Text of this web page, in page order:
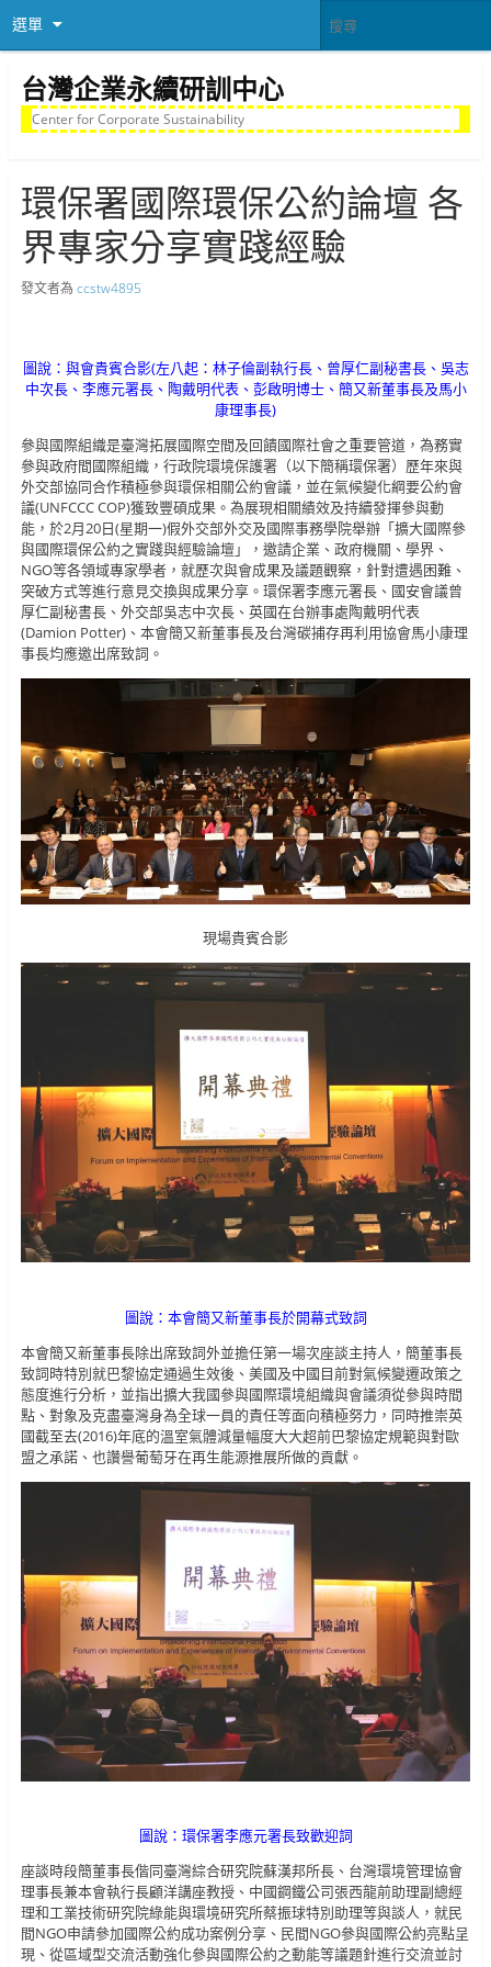
選單
台灣企業永續研訓中心
Center for Corporate Sustainability
環保署國際環保公約論壇 各
界專家分享實踐經驗
發文者為 ccstw4895
圖說：與會貴賓合影(左八起：林子倫副執行長、曾厚仁副秘書長、吳志
中次長、李應元署長、陶戴明代表、彭啟明博士、簡又新董事長及馬小
康理事長)
參與國際組織是臺灣拓展國際空間及回饋國際社會之重要管道，為務實
參與政府間國際組織，行政院環境保護署（以下簡稱環保署）歷年來與
外交部協同合作積極參與環保相關公約會議，並在氣候變化綱要公約會
議(UNFCCC COP)獲致豐碩成果。為展現相關績效及持續發揮參與動
能，於2月20日(星期一)假外交部外交及國際事務學院舉辦「擴大國際參
與國際環保公約之實踐與經驗論壇」，邀請企業、政府機關、學界、
NGO等各領域專家學者，就歷次與會成果及議題觀察，針對遭遇困難、
突破方式等進行意見交換與成果分享。環保署李應元署長、國安會議曾
厚仁副秘書長、外交部吳志中次長、英國在台辦事處陶戴明代表
(Damion Potter)、本會簡又新董事長及台灣碳捕存再利用協會馬小康理
事長均應邀出席致詞。
現場貴賓合影
圖說：本會簡又新董事長於開幕式致詞
本會簡又新董事長除出席致詞外並擔任第一場次座談主持人，簡董事長
致詞時特別就巴黎協定通過生效後、美國及中國目前對氣候變遷政策之
態度進行分析，並指出擴大我國參與國際環境組織與會議須從參與時間
點、對象及克盡臺灣身為全球一員的責任等面向積極努力，同時推崇英
國截至去(2016)年底的溫室氣體減量幅度大大超前巴黎協定規範與對歐
盟之承諾、也讚譽葡萄牙在再生能源推展所做的貢獻。
圖說：環保署李應元署長致歡迎詞
座談時段簡董事長偕同臺灣綜合研究院蘇漢邦所長、台灣環境管理協會
理事長兼本會執行長顧洋講座教授、中國鋼鐵公司張西龍前助理副總經
理和工業技術研究院綠能與環境研究所蔡振球特別助理等與談人，就民
間NGO申請參加國際公約成功案例分享、民間NGO參與國際公約亮點呈
現、從區域型交流活動強化參與國際公約之動能等議題針進行交流並討